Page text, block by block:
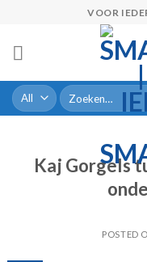
content
VOOR
Zoeken
naar:
Kaj Gorgels
POSTED